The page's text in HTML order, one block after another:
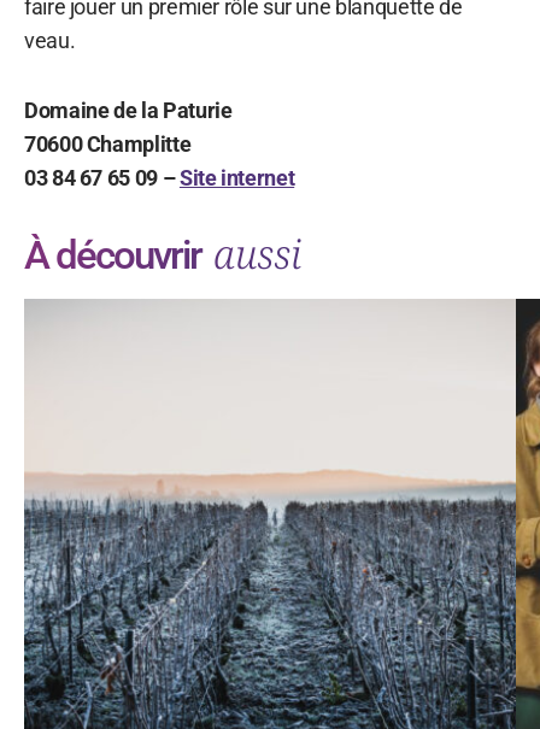
faire jouer un premier rôle sur une blanquette de
veau.
Domaine de la Paturie
70600 Champlitte
03 84 67 65 09 –Site internet
À découvrir aussi